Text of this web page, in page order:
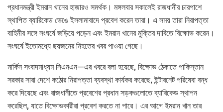
প্রধানমন্ত্রী ইমরান খানের হাজারও সমর্থক। মঙ্গলবার সকালেই রাজধানীর চারপাশে
স্থাপিত ব্যারিকেড ভেঙে ইসলামাবাদে প্রবেশ করেন তারা। এ সময় তারা নিরাপত্তা
বাহিনীর সঙ্গে সংঘর্ষে জড়িয়ে পড়েন এবং ইমরান খানের মুক্তির দাবিতে বিক্ষোভ করেন।
সংঘর্ষে ইতোমধ্যে ছয়জনের নিহতের খবর পাওয়া গেছে।
মার্কিন সংবাদমাধ্যম সিএনএন—এর খবরে বলা হয়েছে, বিক্ষোভ ঠেকাতে পাকিস্তান
সরকার সারা দেশে কঠোর নিরাপত্তা ব্যবস্থা কার্যকর করেছে, ইন্টারনেট পরিষেবা বন্ধ
করে দিয়েছে এবং রাজধানীতে প্রবেশের প্রধান সড়কগুলোতে ব্যারিকেড স্থাপন
করেছিল, যাতে বিক্ষোভকারীরা প্রবেশ করতে না পারে। এর আগে ইমরান খান তার